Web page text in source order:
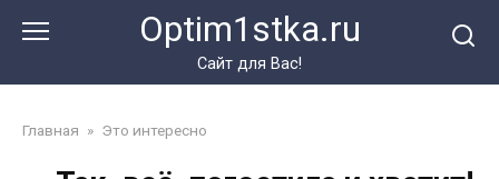
Optim1stka.ru
Сайт для Вас!
Главная » Это интересно